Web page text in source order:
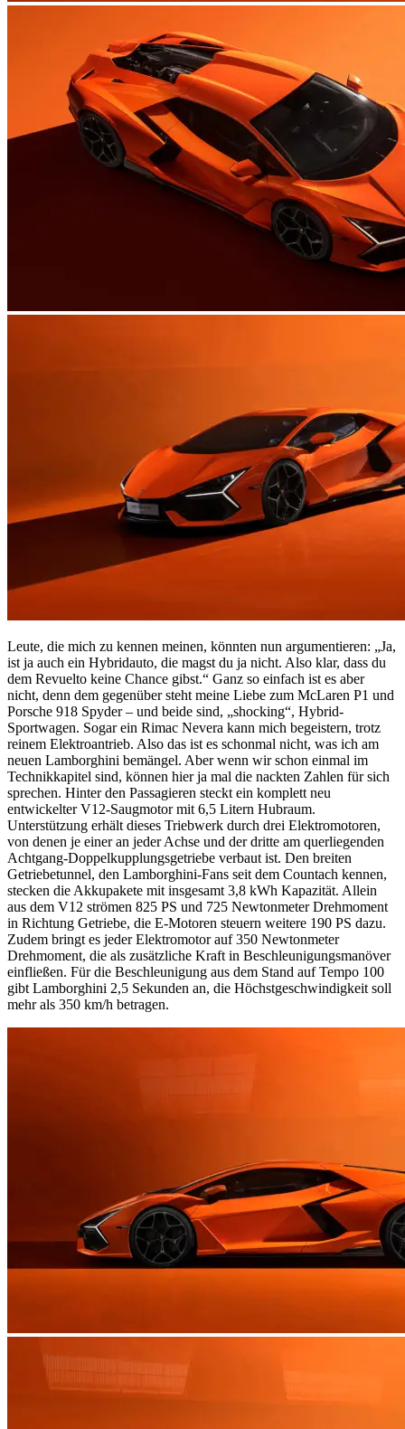
Leute, die mich zu kennen meinen, könnten nun argumentieren: „Ja,
ist ja auch ein Hybridauto, die magst du ja nicht. Also klar, dass du
dem Revuelto keine Chance gibst.“ Ganz so einfach ist es aber
nicht, denn dem gegenüber steht meine Liebe zum McLaren P1 und
Porsche 918 Spyder – und beide sind, „shocking“, Hybrid-
Sportwagen. Sogar ein Rimac Nevera kann mich begeistern, trotz
reinem Elektroantrieb. Also das ist es schonmal nicht, was ich am
neuen Lamborghini bemängel. Aber wenn wir schon einmal im
Technikkapitel sind, können hier ja mal die nackten Zahlen für sich
sprechen. Hinter den Passagieren steckt ein komplett neu
entwickelter V12-Saugmotor mit 6,5 Litern Hubraum.
Unterstützung erhält dieses Triebwerk durch drei Elektromotoren,
von denen je einer an jeder Achse und der dritte am querliegenden
Achtgang-Doppelkupplungsgetriebe verbaut ist. Den breiten
Getriebetunnel, den Lamborghini-Fans seit dem Countach kennen,
stecken die Akkupakete mit insgesamt 3,8 kWh Kapazität. Allein
aus dem V12 strömen 825 PS und 725 Newtonmeter Drehmoment
in Richtung Getriebe, die E-Motoren steuern weitere 190 PS dazu.
Zudem bringt es jeder Elektromotor auf 350 Newtonmeter
Drehmoment, die als zusätzliche Kraft in Beschleunigungsmanöver
einfließen. Für die Beschleunigung aus dem Stand auf Tempo 100
gibt Lamborghini 2,5 Sekunden an, die Höchstgeschwindigkeit soll
mehr als 350 km/h betragen.